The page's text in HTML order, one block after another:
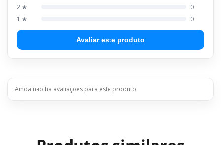
2 ★
0
1 ★
0
Avaliar este produto
Ainda não há avaliações para este produto.